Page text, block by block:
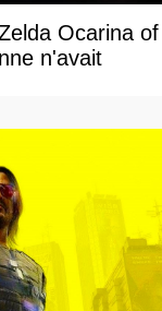
Ocarina of
n'avait